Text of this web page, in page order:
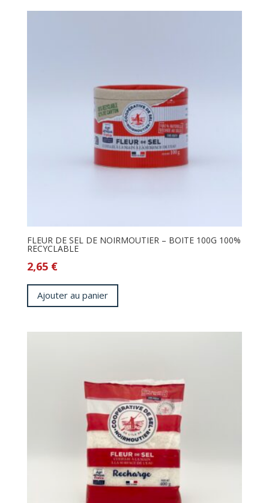
FLEUR DE SEL DE NOIRMOUTIER – BOITE 100G 100%
RECYCLABLE
2,65 €
Ajouter au panier